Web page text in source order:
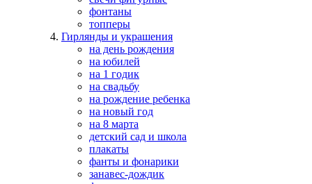
фонтаны
топперы
Гирлянды и украшения
на день рождения
на юбилей
на 1 годик
на свадьбу
на рождение ребенка
на новый год
на 8 марта
детский сад и школа
плакаты
фанты и фонарики
занавес-дождик